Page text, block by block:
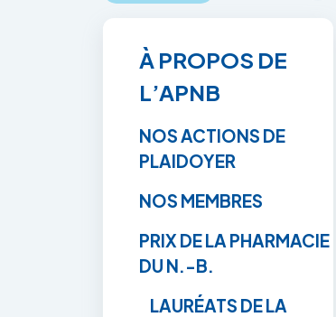
À PROPOS DE
L’APNB
NOS ACTIONS DE
PLAIDOYER
NOS MEMBRES
PRIX DE LA PHARMACIE
DU N.-B.
LAURÉATS DE LA